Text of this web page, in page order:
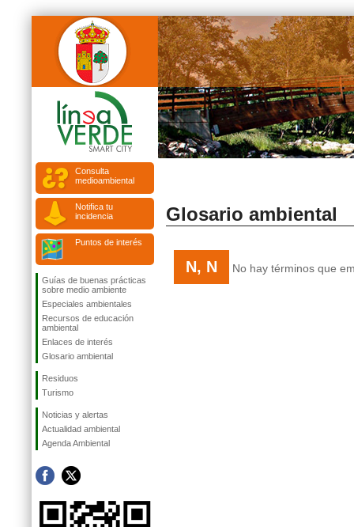
Consulta
medioambiental
Notifica tu
incidencia
Puntos de interés
Guías de buenas prácticas
sobre medio ambiente
Especiales ambientales
Recursos de educación
ambiental
Enlaces de interés
Glosario ambiental
Residuos
Turismo
Noticias y alertas
Actualidad ambiental
Agenda Ambiental
Glosario ambiental
N, N No hay términos que